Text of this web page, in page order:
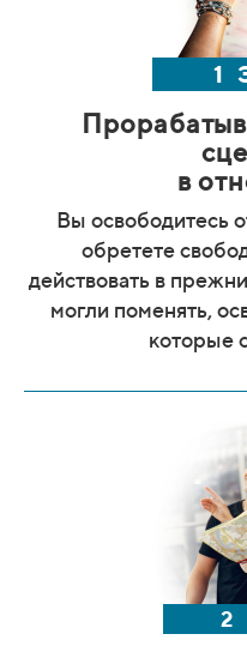
1
в
Вы освободитесь
обретете
действовать в
могли поменять,
которые
2